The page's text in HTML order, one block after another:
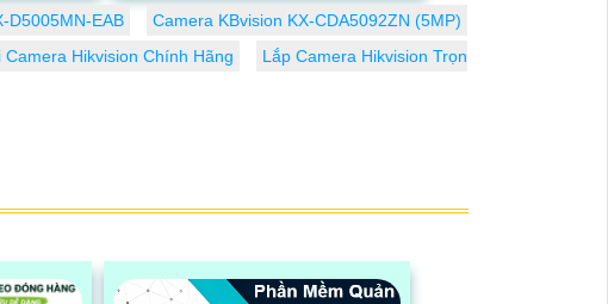
D5005MN-EAB
Camera KBvision KX-CDA5092ZN (5MP)
Camera Hikvision Chính Hãng
Lắp Camera Hikvision Trọn